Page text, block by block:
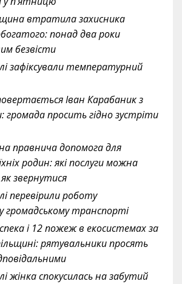
втратила захисника
понад два роки
безвісти
зафіксували температурний
Іван Карабаник з
громада просить гідно зустріти
правнича допомога для
родин: які послуги можна
звернутися
перевірили роботу
громадському транспорті
і 12 пожеж в екосистемах за
рятувальники просять
жінка спокусилась на забутий